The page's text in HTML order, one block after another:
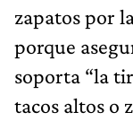
zapatos por
porque
soporta “la
tacos altos o